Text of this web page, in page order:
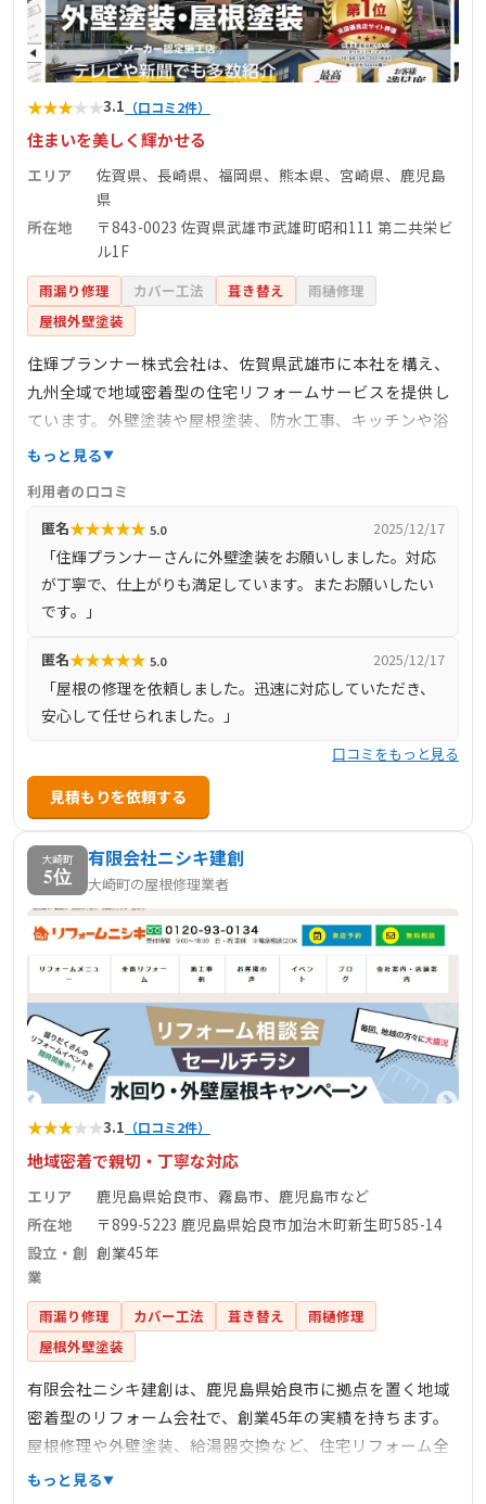
★★★★★3.1 （口コミ2件）
住まいを美しく輝かせる
エリア
佐賀県、長崎県、福岡県、熊本県、宮崎県、鹿児島
県
所在地
〒843-0023 佐賀県武雄市武雄町昭和111 第二共栄ビ
ル1F
雨漏り修理 カバー工法 葺き替え
雨樋修理
屋根外壁塗装
住輝プランナー株式会社は、佐賀県武雄市に本社を構え、
九州全域で地域密着型の住宅リフォームサービスを提供し
ています。外壁塗装や屋根塗装、防水工事、キッチンや浴
室などの水回り改修、クロスやフローリングの室内改修、
しています。社名の「住輝（おき）」には、住まいを美し
く輝かせるだけでなく、リフォームを通じて暮らしを豊か
にし、家族の想い出や繋がりが色褪せることなく輝き続け
るお手伝いをしたいという想いが込められています。無料
相談や無料見積もりも実施しており、お客様のニーズに合
もっと見る
利用者の口コミ
匿名★★★★★ 5.0 2025/12/17
「住輝プランナーさんに外壁塗装をお願いしました。対応
が丁寧で、仕上がりも満足しています。またお願いしたい
です。」
匿名★★★★★ 5.0 2025/12/17
「屋根の修理を依頼しました。迅速に対応していただき、
安心して任せられました。」
口コミをもっと見る
見積もりを依頼する
大崎町
5位
有限会社ニシキ建創
大崎町の屋根修理業者
★★★★★3.1 （口コミ2件）
地域密着で親切・丁寧な対応
エリア
鹿児島県姶良市、霧島市、鹿児島市など
所在地
〒899-5223 鹿児島県姶良市加治木町新生町585-14
設立・創
業
創業45年
雨漏り修理 カバー工法 葺き替え
雨樋修理
屋根外壁塗装
有限会社ニシキ建創は、鹿児島県姶良市に拠点を置く地域
密着型のリフォーム会社で、創業45年の実績を持ちます。
屋根修理や外壁塗装、給湯器交換など、住宅リフォーム全
般に対応しています。親切・丁寧な対応を心がけ、お客様
もっと見る